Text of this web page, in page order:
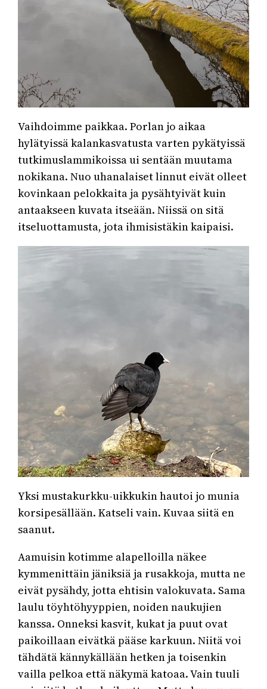
Vaihdoimme paikkaa. Porlan jo aikaa
hylätyissä kalankasvatusta varten pykätyissä
tutkimuslammikoissa ui sentään muutama
nokikana. Nuo uhanalaiset linnut eivät olleet
kovinkaan pelokkaita ja pysähtyivät kuin
antaakseen kuvata itseään. Niissä on sitä
itseluottamusta, jota ihmisistäkin kaipaisi.
Yksi mustakurkku-uikkukin hautoi jo munia
korsipesällään. Katseli vain. Kuvaa siitä en
saanut.
Aamuisin kotimme alapelloilla näkee
kymmenittäin jäniksiä ja rusakkoja, mutta ne
eivät pysähdy, jotta ehtisin valokuvata. Sama
laulu töyhtöhyyppien, noiden naukujien
kanssa. Onneksi kasvit, kukat ja puut ovat
paikoillaan eivätkä pääse karkuun. Niitä voi
tähdätä kännykällään hetken ja toisenkin
vailla pelkoa että näkymä katoaa. Vain tuuli